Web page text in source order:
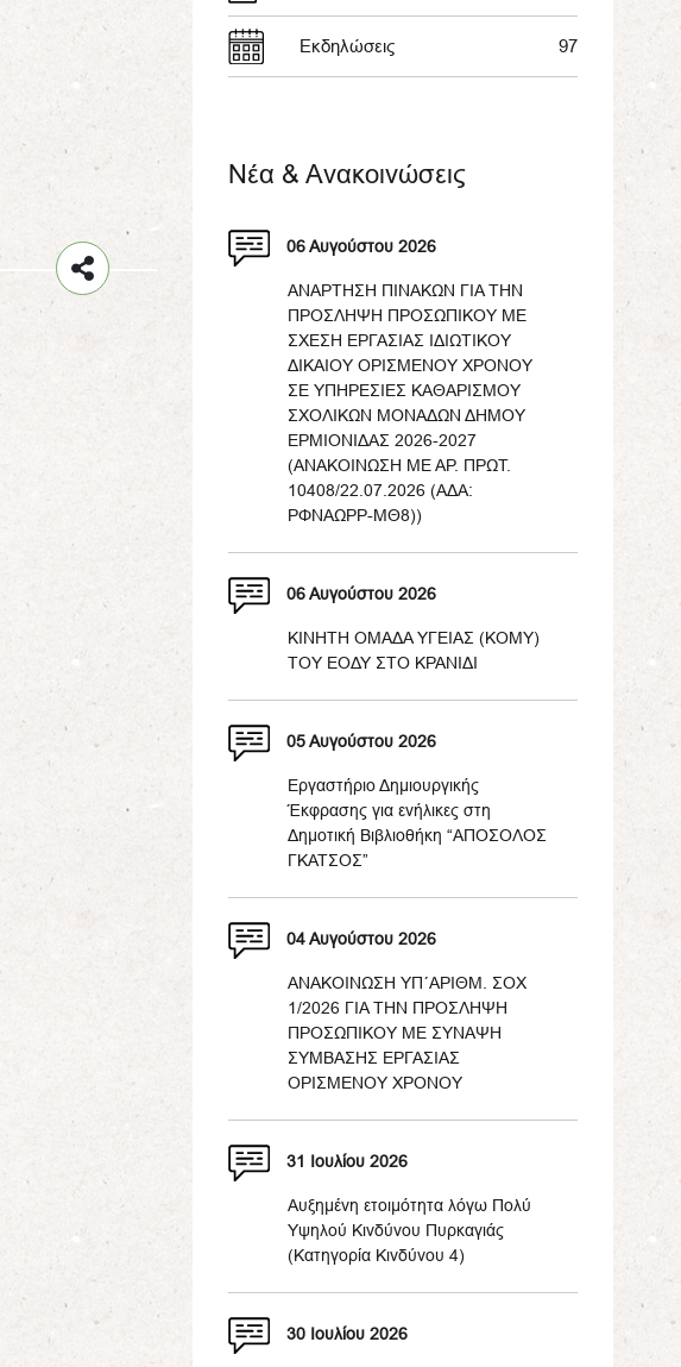
Εκδηλώσεις 97
Νέα & Ανακοινώσεις
06 Αυγούστου 2026
ΑΝΑΡΤΗΣΗ ΠΙΝΑΚΩΝ ΓΙΑ ΤΗΝ
ΠΡΟΣΛΗΨΗ ΠΡΟΣΩΠΙΚΟΥ ΜΕ
ΣΧΕΣΗ ΕΡΓΑΣΙΑΣ ΙΔΙΩΤΙΚΟΥ
ΔΙΚΑΙΟΥ ΟΡΙΣΜΕΝΟΥ ΧΡΟΝΟΥ
ΣΕ ΥΠΗΡΕΣΙΕΣ ΚΑΘΑΡΙΣΜΟΥ
ΣΧΟΛΙΚΩΝ ΜΟΝΑΔΩΝ ΔΗΜΟΥ
ΕΡΜΙΟΝΙΔΑΣ 2026-2027
(ΑΝΑΚΟΙΝΩΣΗ ΜΕ ΑΡ. ΠΡΩΤ.
10408/22.07.2026 (ΑΔΑ:
ΡΦΝΑΩΡΡ-ΜΘ8))
06 Αυγούστου 2026
ΚΙΝΗΤΗ ΟΜΑΔΑ ΥΓΕΙΑΣ (ΚΟΜΥ)
ΤΟΥ ΕΟΔΥ ΣΤΟ ΚΡΑΝΙΔΙ
05 Αυγούστου 2026
Εργαστήριο Δημιουργικής
Έκφρασης για ενήλικες στη
Δημοτική Βιβλιοθήκη “ΑΠΟΣΟΛΟΣ
ΓΚΑΤΣΟΣ”
04 Αυγούστου 2026
ΑΝΑΚΟΙΝΩΣΗ ΥΠ΄ΑΡΙΘΜ. ΣΟΧ
1/2026 ΓΙΑ ΤΗΝ ΠΡΟΣΛΗΨΗ
ΠΡΟΣΩΠΙΚΟΥ ΜΕ ΣΥΝΑΨΗ
ΣΥΜΒΑΣΗΣ ΕΡΓΑΣΙΑΣ
ΟΡΙΣΜΕΝΟΥ ΧΡΟΝΟΥ
31 Ιουλίου 2026
Αυξημένη ετοιμότητα λόγω Πολύ
Υψηλού Κινδύνου Πυρκαγιάς
(Κατηγορία Κινδύνου 4)
30 Ιουλίου 2026